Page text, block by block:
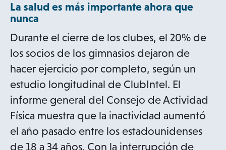
n
a
n
e
w
t
a
b
La salud es más importante ahora que
nunca
Durante el cierre de los clubes, el 20% de
los socios de los gimnasios dejaron de
hacer ejercicio por completo, según un
estudio longitudinal de ClubIntel. El
informe general del Consejo de Actividad
Física muestra que la inactividad aumentó
el año pasado entre los estadounidenses
de 18 a 34 años. Con la interrupción de